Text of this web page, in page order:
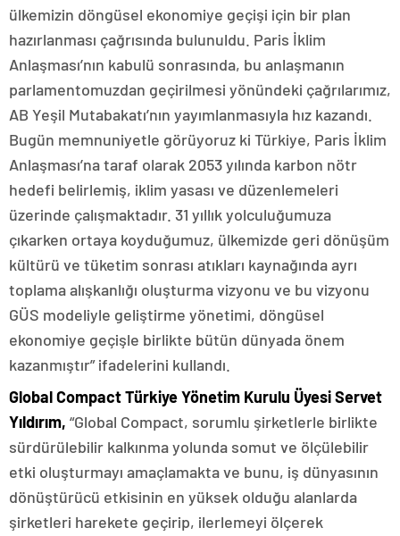
ülkemizin döngüsel ekonomiye geçişi için bir plan
hazırlanması çağrısında bulunuldu. Paris İklim
Anlaşması’nın kabulü sonrasında, bu anlaşmanın
parlamentomuzdan geçirilmesi yönündeki çağrılarımız,
AB Yeşil Mutabakatı’nın yayımlanmasıyla hız kazandı.
Bugün memnuniyetle görüyoruz ki Türkiye, Paris İklim
Anlaşması’na taraf olarak 2053 yılında karbon nötr
hedefi belirlemiş, iklim yasası ve düzenlemeleri
üzerinde çalışmaktadır. 31 yıllık yolculuğumuza
çıkarken ortaya koyduğumuz, ülkemizde geri dönüşüm
kültürü ve tüketim sonrası atıkları kaynağında ayrı
toplama alışkanlığı oluşturma vizyonu ve bu vizyonu
GÜS modeliyle geliştirme yönetimi, döngüsel
ekonomiye geçişle birlikte bütün dünyada önem
kazanmıştır” ifadelerini kullandı.
Global Compact Türkiye Yönetim Kurulu Üyesi Servet
Yıldırım, “Global Compact, sorumlu şirketlerle birlikte
sürdürülebilir kalkınma yolunda somut ve ölçülebilir
etki oluşturmayı amaçlamakta ve bunu, iş dünyasının
dönüştürücü etkisinin en yüksek olduğu alanlarda
şirketleri harekete geçirip, ilerlemeyi ölçerek